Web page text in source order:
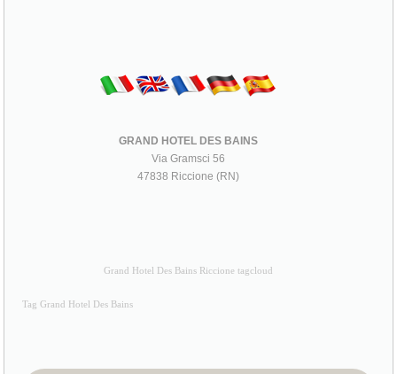
GRAND HOTEL DES BAINS
Via Gramsci 56
47838 Riccione (RN)
Grand Hotel Des Bains Riccione tagcloud
Tag Grand Hotel Des Bains